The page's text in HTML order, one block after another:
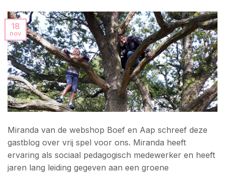
18
nov
Miranda van de webshop Boef en Aap schreef deze
gastblog over vrij spel voor ons. Miranda heeft
ervaring als sociaal pedagogisch medewerker en heeft
jaren lang leiding gegeven aan een groene